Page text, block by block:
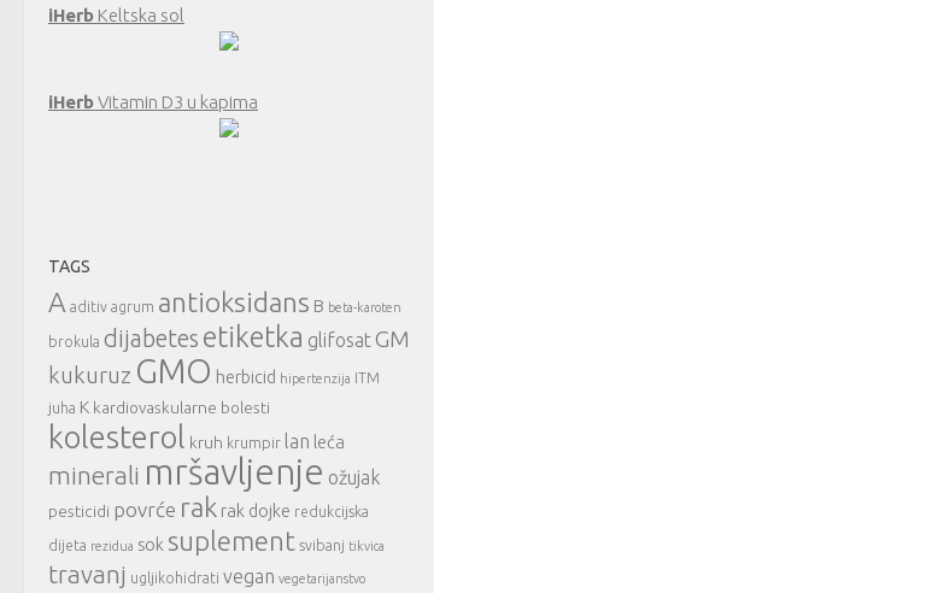
iHerb Keltska sol
iHerbVitamin D3 u kapima
TAGS
A aditiv agrum antioksidans B beta-karoten
brokula dijabetes etiketka glifosatGM
kukuruz GMO herbicid hipertenzija ITM
juha K kardiovaskularne bolesti
kolesterol kruh krumpir lan leća
minerali mršavljenje ožujak
pesticidi povrće rak rak dojke redukcijska
dijeta rezidua sok suplement svibanj tikvica
travanj ugljikohidrati vegan vegetarijanstvo